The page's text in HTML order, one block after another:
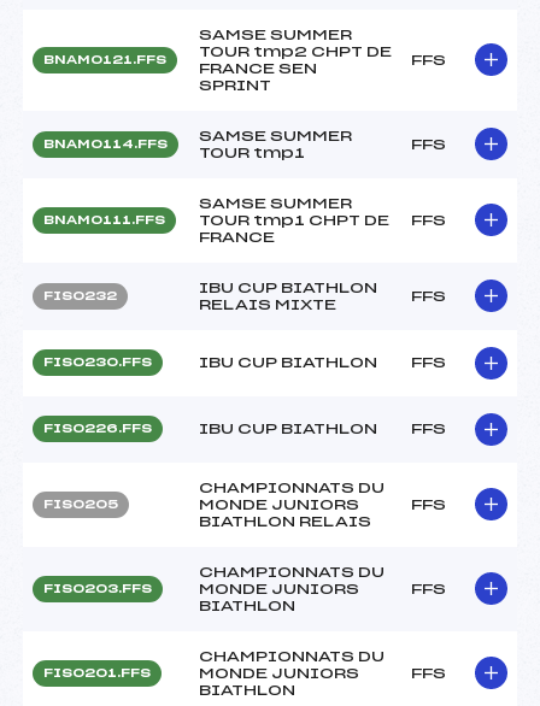
BNAM0121.FFS
SAMSE SUMMER
TOUR tmp2 CHPT DE
FRANCE SEN
SPRINT
FFS
BNAM0114.FFS
SAMSE SUMMER
TOUR tmp1
FFS
BNAM0111.FFS
SAMSE SUMMER
TOUR tmp1 CHPT DE
FRANCE
FFS
FIS0232
IBU CUP BIATHLON
RELAIS MIXTE
FFS
FIS0230.FFS IBU CUP BIATHLON FFS
FIS0226.FFS IBU CUP BIATHLON FFS
FIS0205
CHAMPIONNATS DU
MONDE JUNIORS
BIATHLON RELAIS
FFS
FIS0203.FFS
CHAMPIONNATS DU
MONDE JUNIORS
BIATHLON
FFS
FIS0201.FFS
CHAMPIONNATS DU
MONDE JUNIORS
BIATHLON
FFS